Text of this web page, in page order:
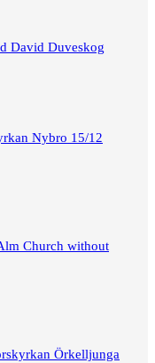
David Duveskog
Nybro 15/12
Church without
Örkelljunga